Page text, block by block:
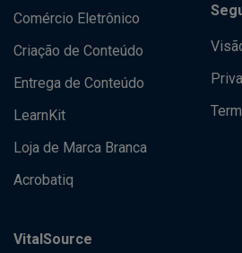
Comércio Eletrônico
Criação de Conteúdo
Entrega de Conteúdo
LearnKit
Loja de Marca Branca
Acrobatiq
VitalSource